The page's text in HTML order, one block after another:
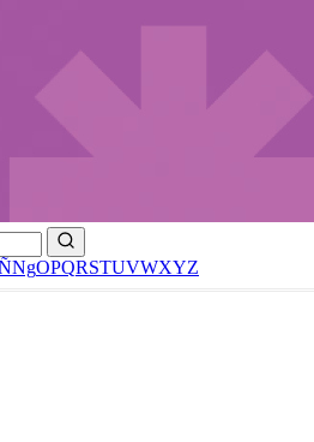
NgOPQRSTUVWXYZ